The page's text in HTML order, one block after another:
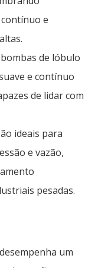
e
bombas de lóbulo
e contínuo
de lidar com
ideais para
e vazão,
pesadas.
um